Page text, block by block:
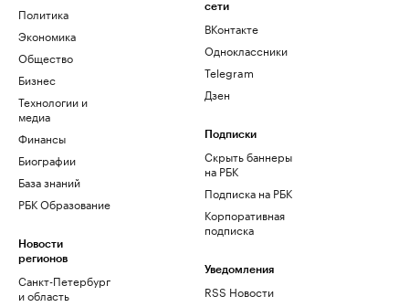
Политика
Экономика
Общество
Бизнес
Технологии и
медиа
Финансы
Биографии
База знаний
РБК Образование
Новости
регионов
Санкт-Петербург
и область
сети
ВКонтакте
Одноклассники
Telegram
Дзен
Подписки
Скрыть баннеры
на РБК
Подписка на РБК
Корпоративная
подписка
Уведомления
RSS Новости